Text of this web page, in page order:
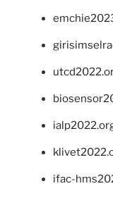
ifac-